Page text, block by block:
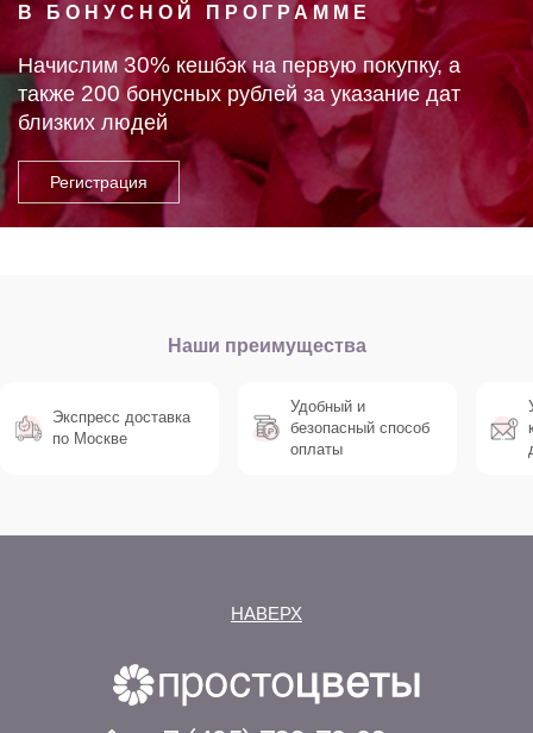
В БОНУСНОЙ ПРОГРАММЕ
Начислим 30% кешбэк на первую покупку, а
также 200 бонусных рублей за указание дат
близких людей
Наши преимущества
Экспресс доставка
по Москве
Удобный и
безопасный способ
оплаты
НАВЕРХ